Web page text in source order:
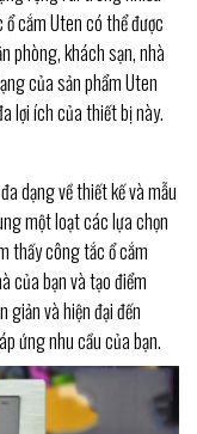
cắm Uten có thể được
phòng, khách sạn, nhà
của sản phẩm Uten
lợi ích của thiết bị này.
dạng về thiết kế và mẫu
một loạt các lựa chọn
thấy công tắc ổ cắm
của bạn và tạo điểm
và hiện đại đến
ứng nhu cầu của bạn.